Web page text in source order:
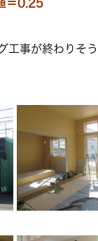
＝0.25
工事が終わりそ